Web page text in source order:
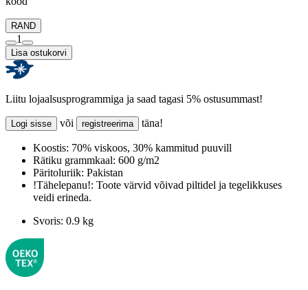
RAND
1
Lisa ostukorvi
Liitu lojaalsusprogrammiga ja saad tagasi 5% ostusummast!
Logi sisse või registreerima täna!
Koostis: 70% viskoos, 30% kammitud puuvill
Rätiku grammkaal: 600 g/m2
Päritoluriik: Pakistan
!Tähelepanu!: Toote värvid võivad piltidel ja tegelikkuses
veidi erineda.
Svoris: 0.9 kg